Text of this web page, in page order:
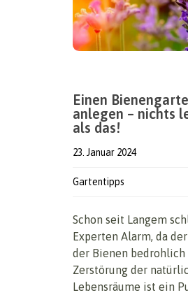
Einen
anlegen – nichts
als das!
23. Januar 2024
Gartentipps
Schon seit Langem
Experten Alarm, da
der Bienen bedrohlich
Zerstörung der
Lebensräume ist ein